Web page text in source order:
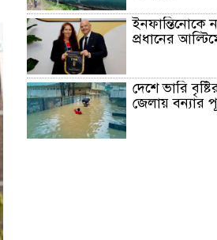
প্রধানের
দেশে ভারি
জেলায় বন্যার